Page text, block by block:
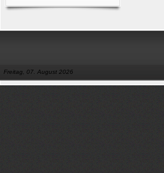
Freitag, 07. August 2026